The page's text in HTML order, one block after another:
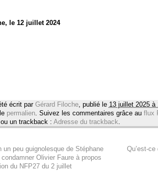
le 12 juillet 2024
écrit parGérard Filoche, publié le 13 juillet 2025 à
permalien. Suivez les commentaires grâce au flux
un trackback : Adresse du trackback
peu guignolesque de Stéphane
Olivier Faure à propos
du NFP27 du 2 juillet
Qu’est-